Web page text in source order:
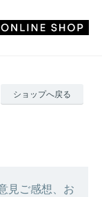
ショップへ戻る
見ご感想、お